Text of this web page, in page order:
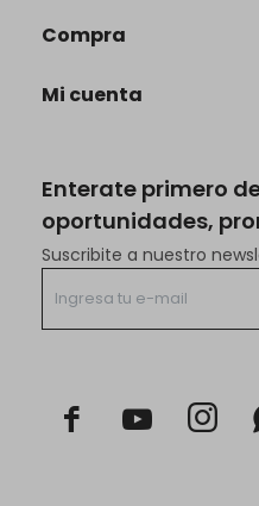
Enterate primero
oportunidades,
Suscribite a nuestro
 
Compra
Mi cuenta